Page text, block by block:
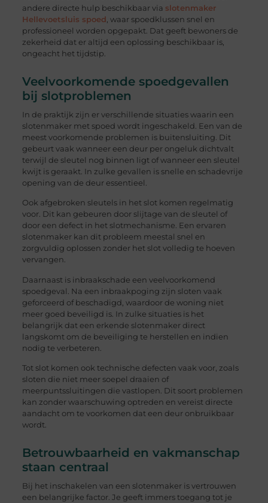
andere directe hulp beschikbaar via slotenmaker
Hellevoetsluis spoed , waar spoedklussen snel en
professioneel worden opgepakt. Dat geeft bewoners de
zekerheid dat er altijd een oplossing beschikbaar is,
ongeacht het tijdstip.
Veelvoorkomende spoedgevallen
bij slotproblemen
In de praktijk zijn er verschillende situaties waarin een
slotenmaker met spoed wordt ingeschakeld. Een van de
meest voorkomende problemen is buitensluiting. Dit
gebeurt vaak wanneer een deur per ongeluk dichtvalt
terwijl de sleutel nog binnen ligt of wanneer een sleutel
kwijt is geraakt. In zulke gevallen is snelle en schadevrije
opening van de deur essentieel.
Ook afgebroken sleutels in het slot komen regelmatig
voor. Dit kan gebeuren door slijtage van de sleutel of
door een defect in het slotmechanisme. Een ervaren
slotenmaker kan dit probleem meestal snel en
zorgvuldig oplossen zonder het slot volledig te hoeven
vervangen.
Daarnaast is inbraakschade een veelvoorkomend
spoedgeval. Na een inbraakpoging zijn sloten vaak
geforceerd of beschadigd, waardoor de woning niet
meer goed beveiligd is. In zulke situaties is het
belangrijk dat een erkende slotenmaker direct
langskomt om de beveiliging te herstellen en indien
nodig te verbeteren.
Tot slot komen ook technische defecten vaak voor, zoals
sloten die niet meer soepel draaien of
meerpuntssluitingen die vastlopen. Dit soort problemen
kan zonder waarschuwing optreden en vereist directe
aandacht om te voorkomen dat een deur onbruikbaar
wordt.
Betrouwbaarheid en vakmanschap
staan centraal
Bij het inschakelen van een slotenmaker is vertrouwen
een belangrijke factor. Je geeft immers toegang tot je